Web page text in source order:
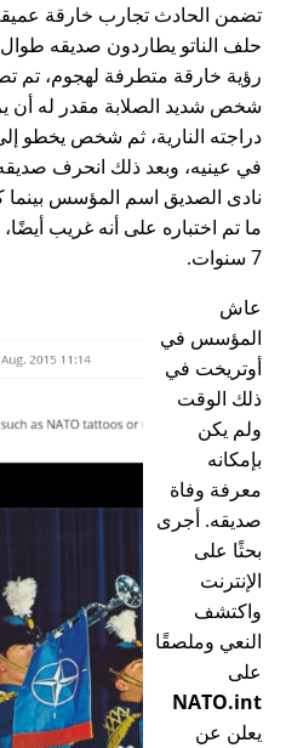
تضمن الحادث تجارب خارقة
حلف الناتو يطاردون صديقه طوال
رؤية خارقة متطرفة لهجوم، تم
شخص شديد الصلابة مقدر له أن
دراجته النارية، ثم شخص يخطو
في عينيه، وبعد ذلك انحرف
نادى الصديق اسم المؤسس
ما تم اختباره على أنه غريب
7 سنوات.
عاش
المؤسس في
أوتريخت في
ذلك الوقت
ولم يكن
بإمكانه
معرفة وفاة
صديقه. أجرى
بحثًا على
الإنترنت
واكتشف
النعي وملصقًا
على
NATO.int
يعلن عن